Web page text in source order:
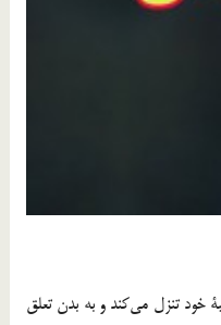
خود تنزل مي‌كند و به بدن تعلق